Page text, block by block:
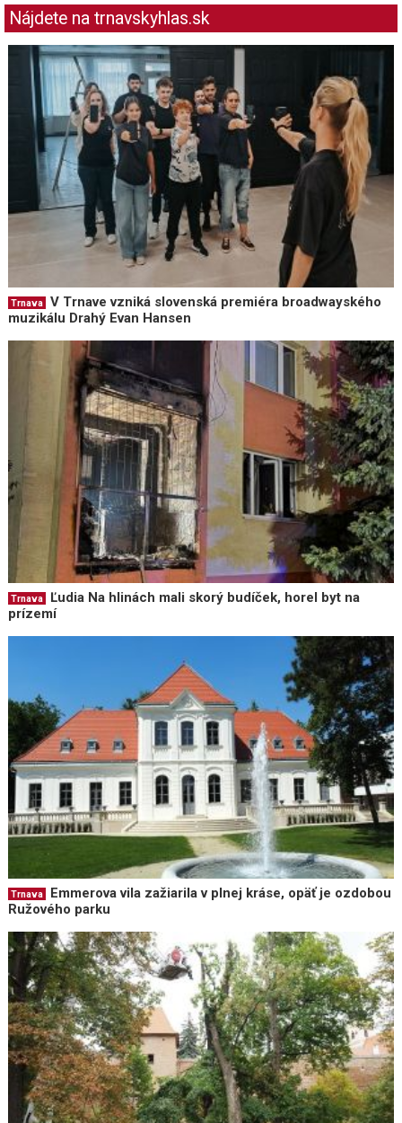
Nájdete na trnavskyhlas.sk
Trnava
V Trnave vzniká slovenská premiéra broadwayského
muzikálu Drahý Evan Hansen
Trnava
Ľudia Na hlinách mali skorý budíček, horel byt na
prízemí
Trnava
Emmerova vila zažiarila v plnej kráse, opäť je ozdobou
Ružového parku